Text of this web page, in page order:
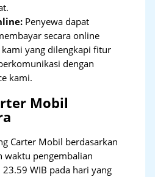
Penyewa dapat
secara online
yang dilengkapi fitur
dengan
kami.
Mobil
Carter Mobil berdasarkan
waktu pengembalian
WIB pada hari yang